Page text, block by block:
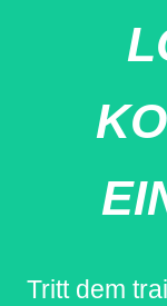
Tritt dem